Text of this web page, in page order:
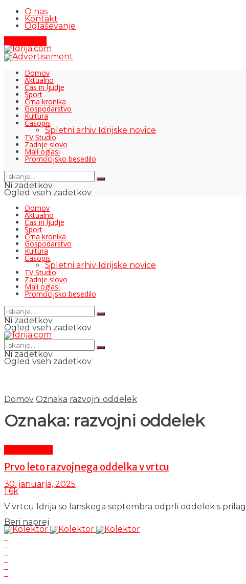
O nas
Kontakt
Oglaševanje
Domov
Aktualno
Čas in ljudje
Šport
Črna kronika
Gospodarstvo
Kultura
Časopis
Spletni arhiv Idrijske novice
TV Studio
Zadnje slovo
Mali oglasi
Promocijsko besedilo
Ni zadetkov
Ogled vseh zadetkov
Domov
Aktualno
Čas in ljudje
Šport
Črna kronika
Gospodarstvo
Kultura
Časopis
Spletni arhiv Idrijske novice
TV Studio
Zadnje slovo
Mali oglasi
Promocijsko besedilo
Ni zadetkov
Ogled vseh zadetkov
Ni zadetkov
Ogled vseh zadetkov
Domov Oznaka razvojni oddelek
Oznaka: razvojni oddelek
Prvo leto razvojnega oddelka v vrtcu
30. januarja, 2025
1.6k
V vrtcu Idrija so lanskega septembra odprli oddelek s
Beri naprej